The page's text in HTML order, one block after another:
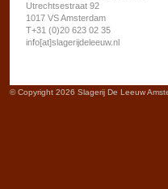
Utrechtsestraat 92
1017 VS Amsterdam
T+31 (0)20 623 02 35
info[at]slagerijdeleeuw.nl
© Copyright 2026 Slagerij De Leeuw